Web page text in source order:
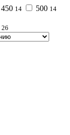
450 14 500 14
26